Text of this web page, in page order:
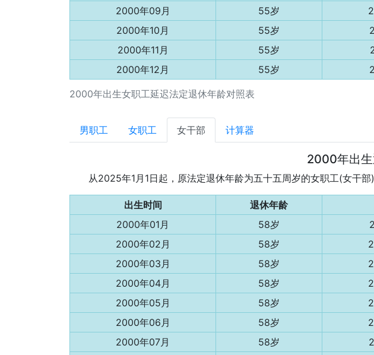
2000年出生女职工延迟法定退休年龄对照表
2000年09月
55岁
2000年10月
55岁
2000年11月
55岁
2000年12月
55岁
男职工 女职工 女干部 计算器
2000年出生
从2025年1月1日起，原法定退休年龄为五十五周岁的女职工(女干
出生时间 退休年龄
2000年01月
58岁
2000年02月
58岁
2000年03月
58岁
2000年04月
58岁
2000年05月
58岁
2000年06月
58岁
2000年07月
58岁